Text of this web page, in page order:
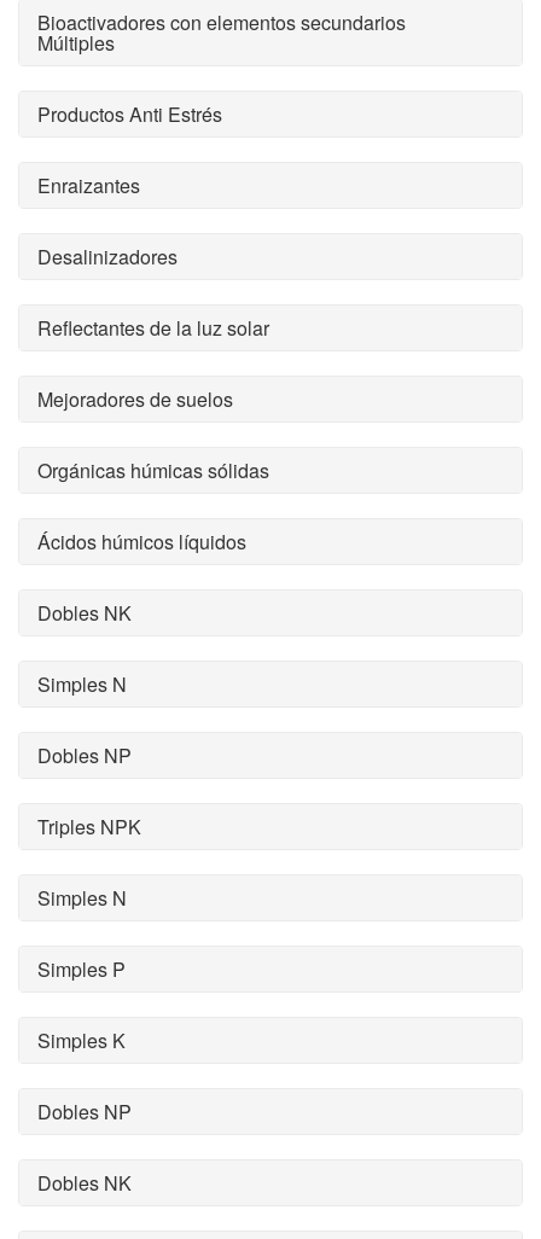
Bioactivadores con elementos secundarios
Múltiples
Productos Anti Estrés
Enraizantes
Desalinizadores
Reflectantes de la luz solar
Mejoradores de suelos
Orgánicas húmicas sólidas
Ácidos húmicos líquidos
Dobles NK
Simples N
Dobles NP
Triples NPK
Simples N
Simples P
Simples K
Dobles NP
Dobles NK